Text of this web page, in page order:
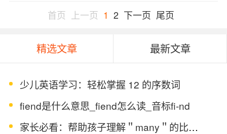
首页 上一页 1 2 下一页 尾页
精选文章 最新文章
少儿英语学习：轻松掌握 12 的序数词
fiend是什么意思_fiend怎么读_音标fi-nd
家长必看：帮助孩子理解＂many＂的比较级和最高级